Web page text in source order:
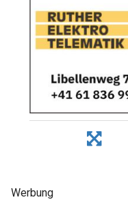
Werbung